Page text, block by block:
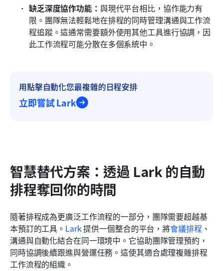
缺乏深度協作功能： 與現代平台相比，協作能力有
限。團隊無法輕鬆地在排程的同時管理溝通與工作流
程追蹤。這通常需要額外使用其他工具進行協調，因
此工作流程可能分散在多個系統中。
用點擊自動化您最複雜的日程安排
立即嘗試 Lark
智慧替代方案：透過 Lark 的自動
排程奪回你的時間
隨著排程成為更廣泛工作流程的一部分，團隊需要超越基
本預訂的工具。 Lark 提供一個整合的平台，將會議排程 、
溝通與自動化結合在同一環境中。它協助團隊管理預約，
同時協調後續跟進與營運任務。這使其適合處理複雜排程
工作流程的組織。